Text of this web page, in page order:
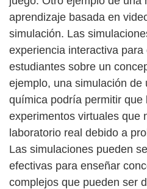
aprendizaje basada en
simulación. Las
experiencia interactiva para
estudiantes sobre un
ejemplo, una simulación de
química podría permitir que
experimentos virtuales que
laboratorio real debido a
Las simulaciones pueden
efectivas para enseñar
complejos que pueden ser